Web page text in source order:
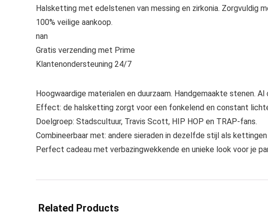
Halsketting met edelstenen van messing en zirkonia. Zorgvuldig
100% veilige aankoop.
nan
Gratis verzending met Prime
Klantenondersteuning 24/7
Hoogwaardige materialen en duurzaam. Handgemaakte stenen.
Effect: de halsketting zorgt voor een fonkelend en constant
Doelgroep: Stadscultuur, Travis Scott, HIP HOP en TRAP-fans.
Combineerbaar met: andere sieraden in dezelfde stijl als
Perfect cadeau met verbazingwekkende en unieke look voor je
Related Products